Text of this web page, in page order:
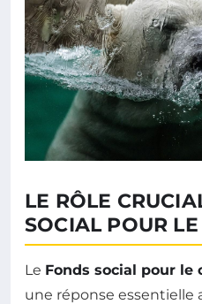
LE RÔLE
SOCIAL POUR
Le Fonds social pour le
une réponse essentielle